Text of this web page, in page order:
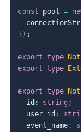
const pool =
} ) ;
export type
export type
export type
  id
: string ;
  user_id
:
  event_name
: